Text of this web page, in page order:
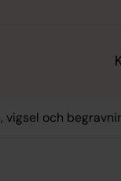
vigsel och